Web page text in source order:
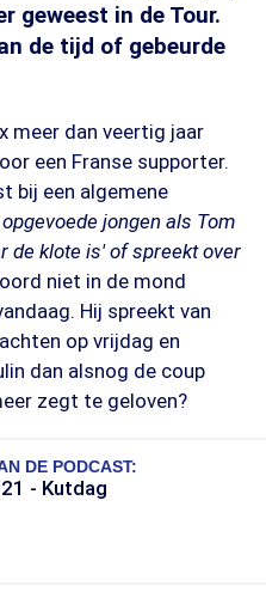
geweest in de Tour.
de tijd of gebeurde
meer dan veertig jaar
een Franse supporter.
bij een algemene
jongen als Tom
de klote is' of spreekt over
niet in de mond
Hij spreekt van
op vrijdag en
dan alsnog de coup
zegt te geloven?
DE PODCAST:
- Kutdag